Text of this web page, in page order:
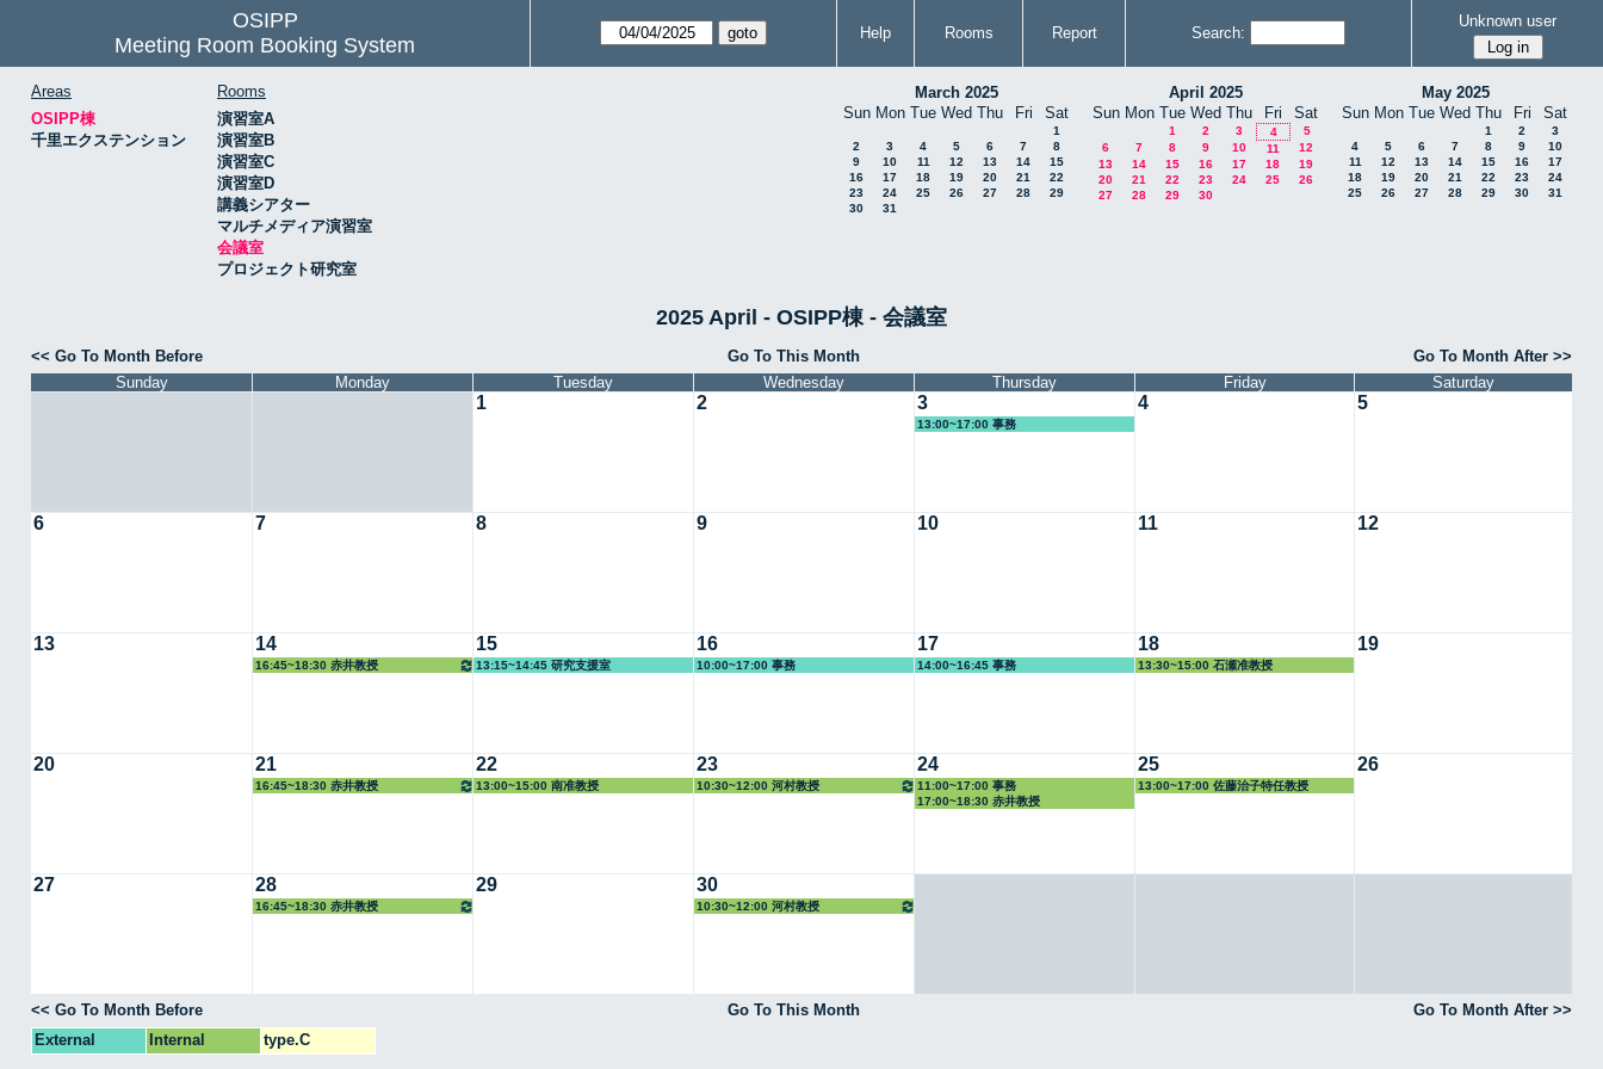
OSIPP
Meeting Room Booking System
Help Rooms Report Search:
Unknown user
Areas
OSIPP棟
千里エクステンション
Rooms
演習室A
演習室B
演習室C
演習室D
講義シアター
マルチメディア演習室
会議室
プロジェクト研究室
March 2025
Sun Mon Tue Wed Thu Fri Sat
1
2
3 4 5 6 7
8
9
10 11 12 13 14
15
16
17 18 19 20 21
22
23
24 25 26 27 28
29
30
31
April 2025
Sun Mon Tue Wed Thu Fri Sat
1 2 3 4
5
6
7 8 9 10 11
12
13
14 15 16 17 18
19
20
21 22 23 24 25
26
27
28 29 30
May 2025
Sun Mon Tue Wed Thu Fri Sat
1 2
3
4
5 6 7 8 9
10
11
12 13 14 15 16
17
18
19 20 21 22 23
24
25
26 27 28 29 30 31
2025 April - OSIPP棟 - 会議室
<< Go To Month Before Go To This Month
Go To Month After >>
Sunday
Monday Tuesday Wednesday Thursday Friday Saturday
1 2 3
13:00~17:00 事務
4 5
6 7 8 9 10 11 12
13 14
16:45~18:30 赤井教授
15
13:15~14:45 研究支援室
16
10:00~17:00 事務
17
14:00~16:45 事務
18
13:30~15:00 石瀬准教授
19
20 21
16:45~18:30 赤井教授
22
13:00~15:00 南准教授
23
10:30~12:00 河村教授
24
11:00~17:00 事務
17:00~18:30 赤井教授
25
13:00~17:00 佐藤治子特任教授
26
27 28
16:45~18:30 赤井教授
29 30
10:30~12:00 河村教授
<< Go To Month Before Go To This Month
Go To Month After >>
External
Internal type.C